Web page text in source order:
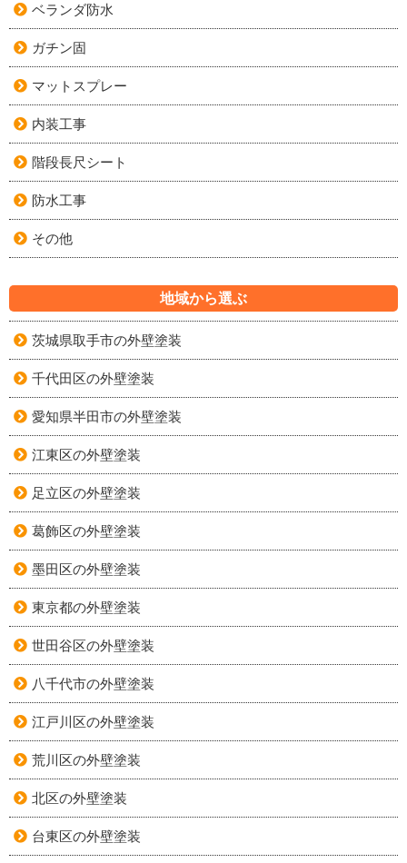
ベランダ防水
ガチン固
マットスプレー
内装工事
階段長尺シート
防水工事
その他
地域から選ぶ
茨城県取手市の外壁塗装
千代田区の外壁塗装
愛知県半田市の外壁塗装
江東区の外壁塗装
足立区の外壁塗装
葛飾区の外壁塗装
墨田区の外壁塗装
東京都の外壁塗装
世田谷区の外壁塗装
八千代市の外壁塗装
江戸川区の外壁塗装
荒川区の外壁塗装
北区の外壁塗装
台東区の外壁塗装